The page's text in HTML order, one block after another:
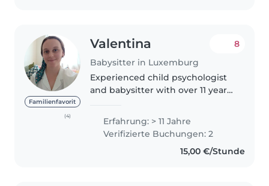
Familienfavorit
(4)
Valentina
Babysitter in Luxemburg
8
Experienced child psychologist
and babysitter with over 11 years
for children of all ages, from
babies to teenagers, including
those with special needs...
Erfahrung: > 11 Jahre
Verifizierte Buchungen: 2
15,00 €/Stunde